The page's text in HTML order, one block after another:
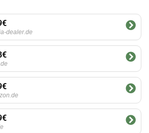
dealer.de